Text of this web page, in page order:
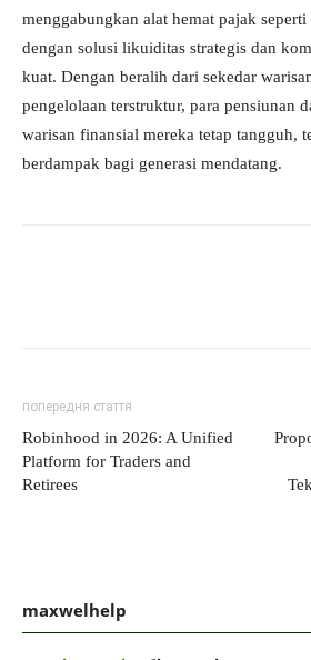
menggabungkan alat hemat pajak
dengan solusi likuiditas strategis dan
kuat. Dengan beralih dari sekedar
pengelolaan terstruktur, para pensiunan
warisan finansial mereka tetap tangguh,
berdampak bagi generasi mendatang.
попередня стаття
Robinhood in 2026: A Unified
Platform for Traders and
Retirees
maxwelhelp